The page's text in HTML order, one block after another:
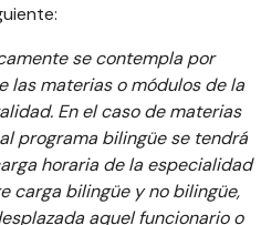
se contempla por
las materias o módulos de la
En el caso de materias
programa bilingüe se tendrá
horaria de la especialidad
carga bilingüe y no bilingüe,
aquel funcionario o